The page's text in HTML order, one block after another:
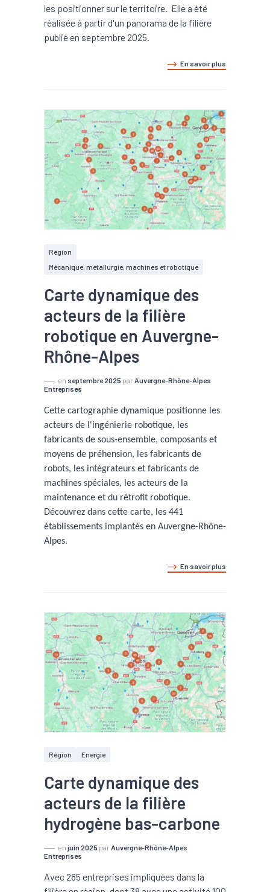
les positionner sur le territoire. Elle a été
réalisée à partir d'un panorama de la filière
publié en septembre 2025.
En savoir plus
Région
Mécanique, métallurgie, machines et robotique
Carte dynamique des
acteurs de la filière
robotique en Auvergne-
Rhône-Alpes
en septembre 2025 par Auvergne-Rhône-Alpes
Entreprises
Cette cartographie dynamique positionne les
acteurs de l'ingénierie robotique, les
fabricants de sous-ensemble, composants et
moyens de préhension, les fabricants de
robots, les intégrateurs et fabricants de
machines spéciales, les acteurs de la
maintenance et du rétrofit robotique.
Découvrez dans cette carte, les 441
établissements implantés en Auvergne-Rhône-
Alpes.
En savoir plus
Région Energie
Carte dynamique des
acteurs de la filière
hydrogène bas-carbone
en juin 2025 par Auvergne-Rhône-Alpes
Entreprises
Avec 285 entreprises impliquées dans la